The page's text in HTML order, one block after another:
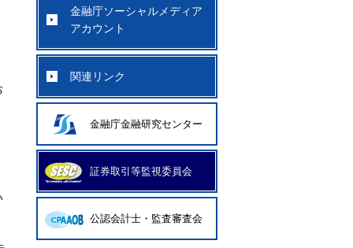
金融庁ソーシャルメディア
アカウント
関連リンク
金融庁金融研究センター
証券取引等監視委員会
公認会計士・監査審査会